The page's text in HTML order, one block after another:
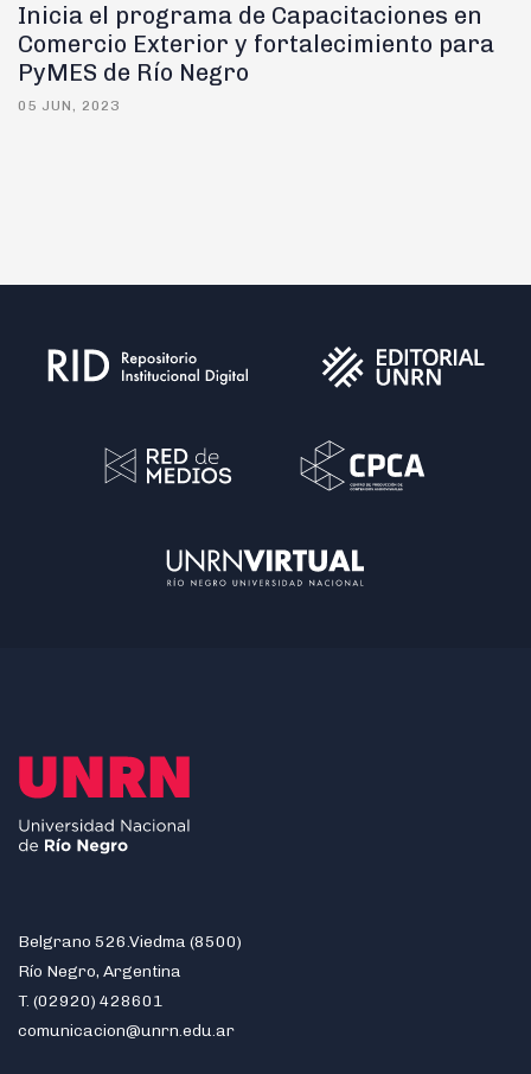
Inicia el programa de Capacitaciones en
Comercio Exterior y fortalecimiento para
PyMES de Río Negro
05 JUN, 2023
Belgrano 526.Viedma (8500)
Río Negro, Argentina
T. (02920) 428601
comunicacion@unrn.edu.ar